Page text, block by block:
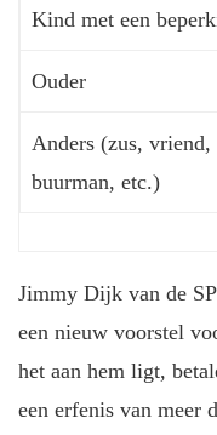
Kind met een
Ouder
Anders (zus, vriend,
buurman, etc.)
Jimmy Dijk van de
een nieuw voorstel
het aan hem ligt,
een erfenis van meer